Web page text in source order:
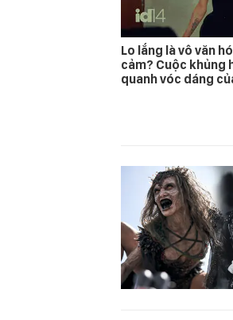
Lo lắng là vô văn
cảm? Cuộc khủng
quanh vóc dáng